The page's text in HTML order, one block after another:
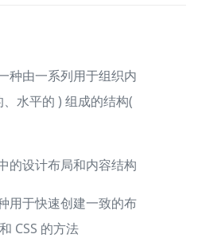
种由一系列用于组织内
水平的 ) 组成的结构(
的设计布局和内容结构
用于快速创建一致的布
CSS 的方法